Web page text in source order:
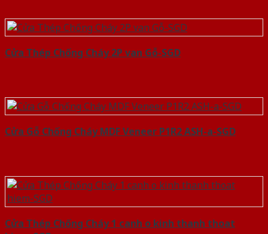
Cửa Thép Chống Cháy 2P van Gỗ-SGD
Cửa Gỗ Chống Cháy MDF Veneer P1R2 ASH-a-SGD
Cửa Thép Chống Cháy 1 canh o kinh thanh thoat